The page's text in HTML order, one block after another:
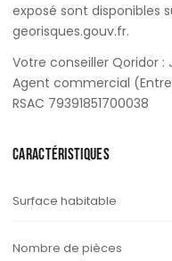
exposé sont disponibles
georisques.gouv.fr.
Votre conseiller Qoridor :
Agent commercial
RSAC 79391851700038
CARACTÉRISTIQUES
Surface habitable
Nombre de pièces